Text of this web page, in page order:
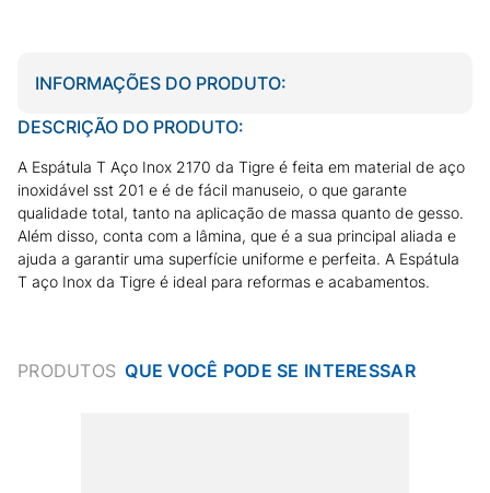
INFORMAÇÕES DO PRODUTO:
DESCRIÇÃO DO PRODUTO:
A Espátula T Aço Inox 2170 da Tigre é feita em material de aço
inoxidável sst 201 e é de fácil manuseio, o que garante
qualidade total, tanto na aplicação de massa quanto de gesso.
Além disso, conta com a lâmina, que é a sua principal aliada e
ajuda a garantir uma superfície uniforme e perfeita. A Espátula
T aço Inox da Tigre é ideal para reformas e acabamentos.
PRODUTOS